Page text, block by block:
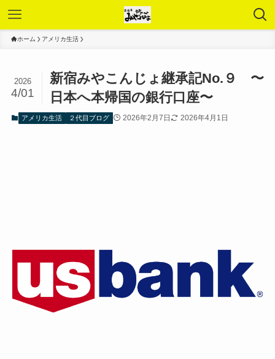
ホーム アメリカ生活
新宿みやこんじょ継承記No.９ 〜
日本へ本帰国の銀行口座〜
2026
4/01
アメリカ生活 ２代目ブログ 2026年2月7日 2026年4月1日